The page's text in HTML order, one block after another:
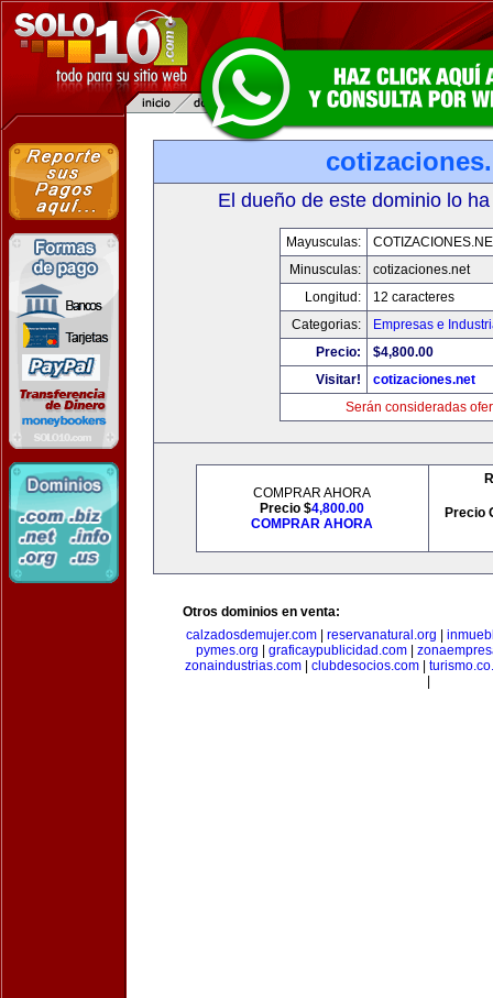
El dueño de este dominio lo
Mayusculas:
Minusculas:
cotizaciones.net
Longitud:
12 caracteres
Categorias:
Empresas e
Precio:
$4,800.00
Visitar!
cotizaciones.net
Serán consideradas
COMPRAR AHORA
Precio $4,800.00
COMPRAR AHORA
Precio
Otros dominios en venta:
calzadosdemujer.com
reservanatural.org
pymes.org
graficaypublicidad.com
zonaindustrias.com| clubdesocios.com|